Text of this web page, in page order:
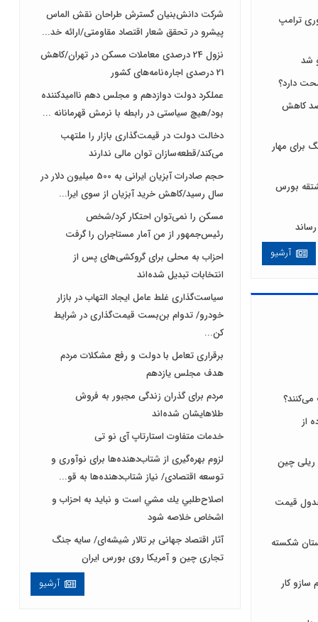
ترامپ
شد
مصرف را ۱۰ درصد کاهش
برای مهار
و مشتقه بورس
آرشیو
از
ریلی چین
قیمت
شکسته
کار
شرکت دانش‌بنیان گسترش طراحان‌‌ ‌نقش‌ الماس
پیشرو در تحقق شعار اقتصاد مقاومتی/ارائه خد...
نزول 24 درصدی معاملات مسکن در تهران/کاهش
21 درصدی اجاره‌نامه‌های کشور
عملکرد دولت دوازدهم و مجلس دهم ناامیدکننده
بود/هیچ سیاستی در رابطه با نرمش قهرمانانه ...
دخالت دولت در قیمت‌گذاری بازار را ملتهب
می‌کند/قطعه‌سازان توان مالی ندارند
حجم صادرات آبزیان ایرانی به 500 میلیون دلار در
سال رسید/کاهش خرید آبزیان از سوی ایرا...
مسکن را نمی‌توان احتکار کرد/شخص
رئیس‌جمهور از من آمار مستاجران را گرفت
احزاب به محلی برای گروکشی‌های پس از
انتخابات تبدیل شده‌اند
سیاست‌گذاری غلط عامل ایجاد التهاب در بازار
خودرو/ تدوام بن‌بست قیمت‌گذاری در شرایط
کن...
برقراری تعامل با دولت و رفع مشکلات مردم
هدف مجلس‌ یازدهم
مردم برای گذران زندگی مجبور به فروش
طلاهایشان شده‌اند
خدمات متفاوت استارتاپ آی نو تی
لزوم بهره‌گیری از شتاب‌دهنده‌ها برای نوآوری و
توسعه اقتصادی/ نیاز شتاب‌دهنده‌ها به قو...
اصلاح‌طلبي يك مشي است و نبايد به احزاب و
اشخاص خلاصه شود
آثار اقتصاد جهانی بر تالار شیشه‌ای/ سایه جنگ
تجاری چین و آمریکا روی بورس ایران
آرشیو